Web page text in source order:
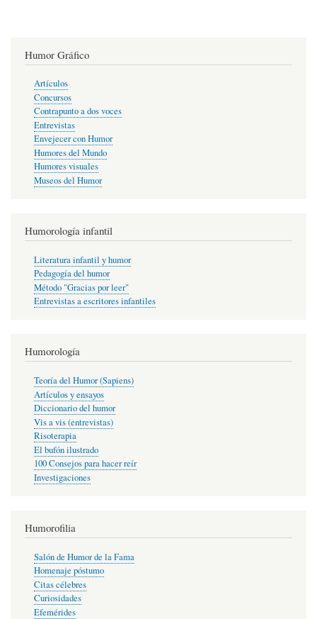
Humor Gráfico
Artículos
Concursos
Contrapunto a dos voces
Entrevistas
Envejecer con Humor
Humores del Mundo
Humores visuales
Museos del Humor
Humorología infantil
Literatura infantil y humor
Pedagogía del humor
Método "Gracias por leer"
Entrevistas a escritores infantiles
Humorología
Teoría del Humor (Sapiens)
Artículos y ensayos
Diccionario del humor
Vis a vis (entrevistas)
Risoterapia
El bufón ilustrado
100 Consejos para hacer reír
Investigaciones
Humorofilia
Salón de Humor de la Fama
Homenaje póstumo
Citas célebres
Curiosidades
Efemérides